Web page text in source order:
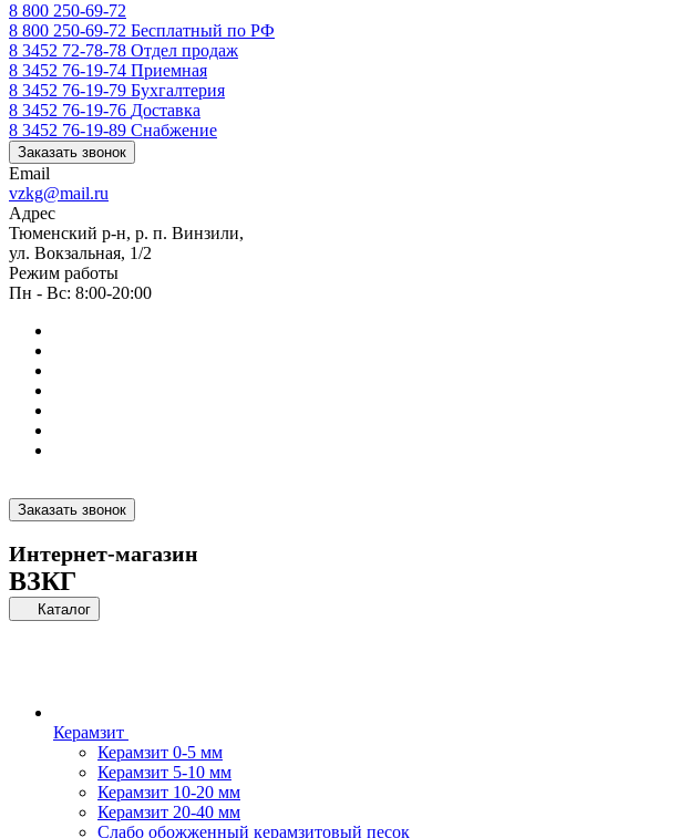
8 800 250-69-72
8 800 250-69-72 Бесплатный по РФ
8 3452 72-78-78 Отдел продаж
8 3452 76-19-74 Приемная
8 3452 76-19-79 Бухгалтерия
8 3452 76-19-76 Доставка
8 3452 76-19-89 Снабжение
Заказать звонок
Email
vzkg@mail.ru
Адрес
Тюменский р-н, р. п. Винзили,
ул. Вокзальная, 1/2
Режим работы
Пн - Вс: 8:00-20:00
Заказать звонок
Интернет-магазин
ВЗКГ
Каталог
Керамзит
Керамзит 0-5 мм
Керамзит 5-10 мм
Керамзит 10-20 мм
Керамзит 20-40 мм
Слабо обожженный керамзитовый песок